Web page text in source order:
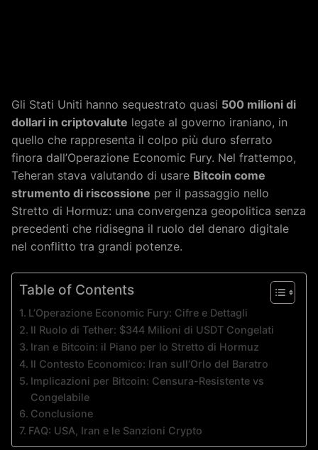
Gli Stati Uniti hanno sequestrato quasi 500 milioni di
dollari in criptovalute legate al governo iraniano, in
quello che rappresenta il colpo più duro sferrato
finora dall’Operazione Economic Fury. Nel frattempo,
Teheran stava valutando di usare Bitcoin come
strumento di riscossione per il passaggio nello
Stretto di Hormuz: una convergenza geopolitica senza
precedenti che ridisegna il ruolo del denaro digitale
nel conflitto tra grandi potenze.
Table of Contents
L’Operazione Economic Fury: Cifre e Dettagli
Il Ruolo di Tether: $344 Milioni di USDT Congelati
Iran e Bitcoin: il Piano per lo Stretto di Hormuz
Il Contesto Economico: Iran sull’Orlo del Baratro
Implicazioni per Bitcoin: Censura-Resistente vs
Congelabile
Conclusione
FAQ: USA, Iran e le Sanzioni Crypto